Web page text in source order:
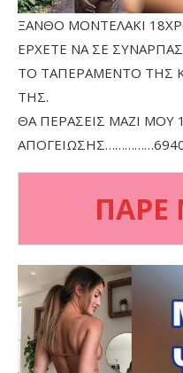
ΞΑΝΘΟ ΜΟΝΤΕΛΑΚΙ
ΕΡΧΕΤΕ ΝΑ ΣΕ
ΤΟ ΤΑΠΕΡΑΜΕΝΤΟ ΤΗΣ
ΤΗΣ.
ΘΑ ΠΕΡΑΣΕΙΣ ΜΑΖΙ ΜΟΥ
ΠΑΡΕ